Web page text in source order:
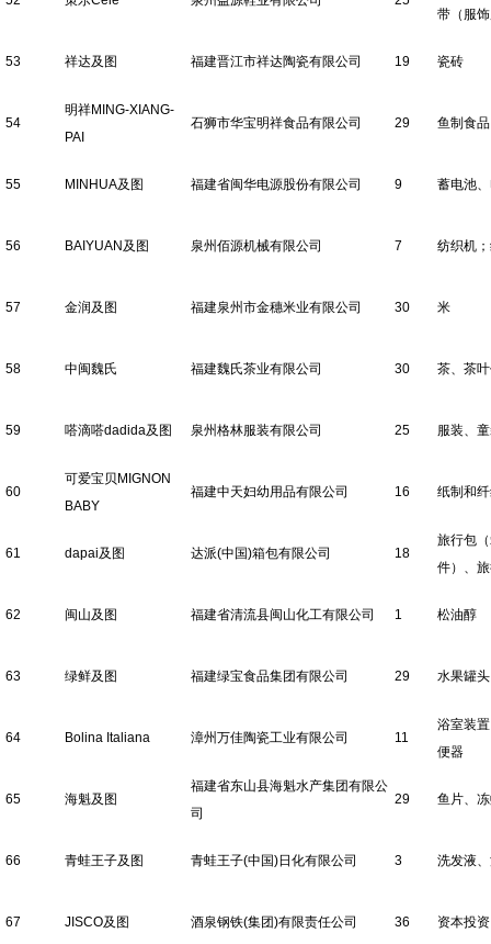
带（服
53 祥达及图 福建晋江市祥达陶瓷有限公司 19 瓷砖
54
明祥MING-XIANG-
PAI
石狮市华宝明祥食品有限公司 29 鱼制食
55 MINHUA及图 福建省闽华电源股份有限公司 9 蓄电池
56 BAIYUAN及图 泉州佰源机械有限公司 7 纺织机
57 金润及图 福建泉州市金穗米业有限公司 30 米
58 中闽魏氏 福建魏氏茶业有限公司 30 茶、茶
59 嗒滴嗒dadida及图 泉州格林服装有限公司 25 服装、
60
可爱宝贝MIGNON
BABY
福建中天妇幼用品有限公司 16 纸制和
61 dapai及图 达派(中国)箱包有限公司 18
旅行包
件）、
62 闽山及图 福建省清流县闽山化工有限公司 1 松油醇
63 绿鲜及图 福建绿宝食品集团有限公司 29 水果罐
64 Bolina Italiana 漳州万佳陶瓷工业有限公司 11
浴室装
便器
65 海魁及图
福建省东山县海魁水产集团有限公
司
29 鱼片、
66 青蛙王子及图 青蛙王子(中国)日化有限公司 3 洗发液
67 JISCO及图 酒泉钢铁(集团)有限责任公司 36 资本投资